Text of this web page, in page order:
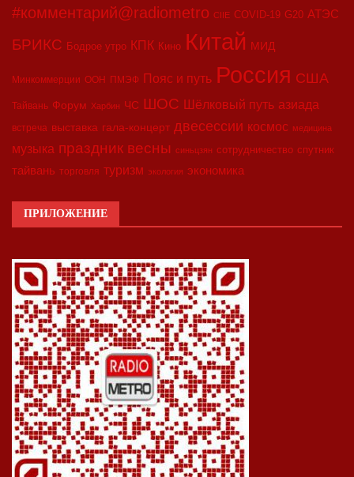
#комментарий@radiometro CIIE COVID-19 G20 АТЭС
БРИКС Бодрое утро КПК Кино Китай МИД
Минкоммерции ООН ПМЭФ Пояс и путь Россия США
Тайвань Форум Харбин ЧС ШОС Шёлковый путь азиада
встреча выставка гала-концерт двесессии космос медицина
музыка праздник весны синьцзян сотрудничество спутник
тайвань торговля туризм экология экономика
ПРИЛОЖЕНИЕ